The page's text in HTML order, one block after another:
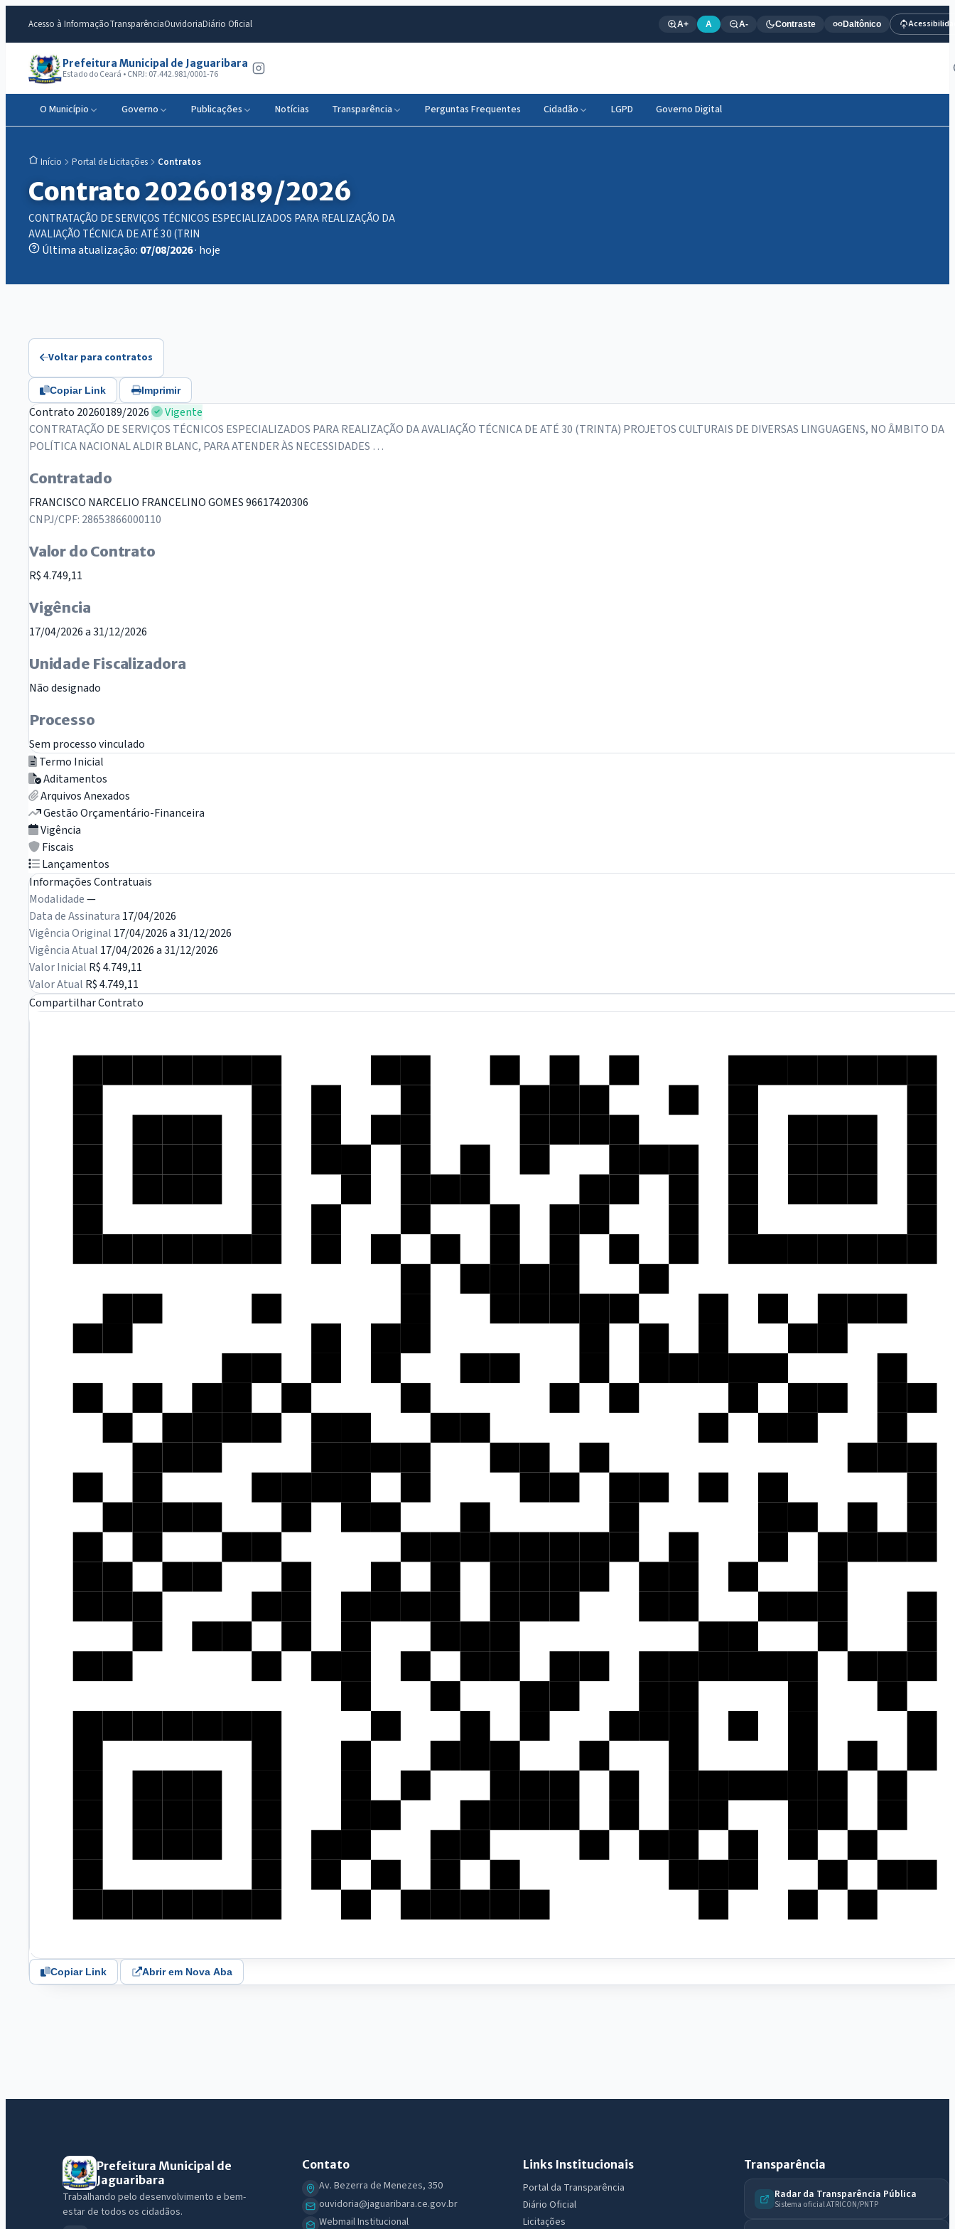
Acesso à InformaçãoTransparênciaOuvidoriaDiário Oficial A+ A A- Contraste Daltônico
Prefeitura Municipal de Jaguaribara
Estado do Ceará • CNPJ: 07.442.981/0001-76
O Município Governo Publicações Notícias Transparência Perguntas Frequentes Cidadão LGPD Governo Digital
Início Portal de Licitações Contratos
Contrato 20260189/2026
CONTRATAÇÃO DE SERVIÇOS TÉCNICOS ESPECIALIZADOS PARA REALIZAÇÃO DA
AVALIAÇÃO TÉCNICA DE ATÉ 30 (TRIN
Última atualização: 07/08/2026· hoje
Voltar para contratos
Copiar Link Imprimir
Contrato 20260189/2026
Vigente
CONTRATAÇÃO DE SERVIÇOS TÉCNICOS ESPECIALIZADOS PARA REALIZAÇÃO DA AVALIAÇÃO TÉCNICA DE ATÉ 30 (TRINTA) PROJETOS CULTURAIS DE DIVERSAS LINGUAGENS, NO ÂMBITO DA
POLÍTICA NACIONAL ALDIR BLANC, PARA ATENDER ÀS NECESSIDADES …
Contratado
FRANCISCO NARCELIO FRANCELINO GOMES 96617420306
CNPJ/CPF: 28653866000110
Valor do Contrato
R$ 4.749,11
Vigência
17/04/2026 a 31/12/2026
Unidade Fiscalizadora
Não designado
Processo
Sem processo vinculado
Termo Inicial
Aditamentos
Arquivos Anexados
Gestão Orçamentário-Financeira
Vigência
Fiscais
Lançamentos
Informações Contratuais
Modalidade—
Data de Assinatura 17/04/2026
Vigência Original 17/04/2026 a 31/12/2026
Vigência Atual 17/04/2026 a 31/12/2026
Valor Inicial R$ 4.749,11
Valor Atual R$ 4.749,11
Compartilhar Contrato
Copiar Link Abrir em Nova Aba
Prefeitura Municipal de
Jaguaribara
Trabalhando pelo desenvolvimento e bem-
estar de todos os cidadãos.
Contato
Av. Bezerra de Menezes, 350
ouvidoria@jaguaribara.ce.gov.br
Webmail Institucional
Links Institucionais
Portal da Transparência
Diário Oficial
Licitações
Transparência
Radar da Transparência Pública
Sistema oficial ATRICON/PNTP
IntGest AI